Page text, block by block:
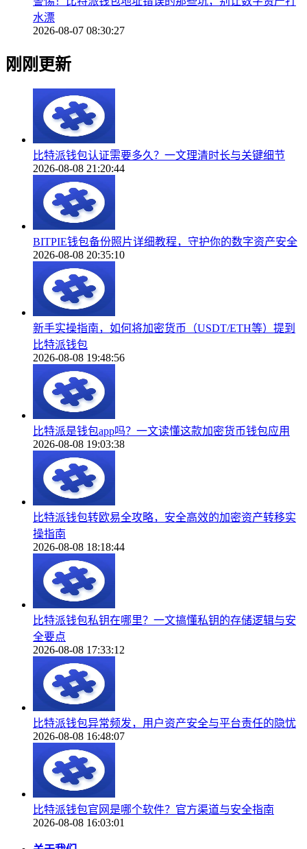
水漂
2026-08-07 08:30:27
刚刚更新
比特派钱包认证需要多久？一文理清时长与关键细节
2026-08-08 21:20:44
BITPIE钱包备份照片详细教程，守护你的数字资产安全
2026-08-08 20:35:10
新手实操指南，如何将加密货币（USDT/ETH等）提到
比特派钱包
2026-08-08 19:48:56
比特派是钱包app吗？一文读懂这款加密货币钱包应用
2026-08-08 19:03:38
比特派钱包转欧易全攻略，安全高效的加密资产转移实
操指南
2026-08-08 18:18:44
比特派钱包私钥在哪里？一文搞懂私钥的存储逻辑与安
全要点
2026-08-08 17:33:12
比特派钱包异常频发，用户资产安全与平台责任的隐忧
2026-08-08 16:48:07
比特派钱包官网是哪个软件？官方渠道与安全指南
2026-08-08 16:03:01